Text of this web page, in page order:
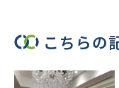
こちらの